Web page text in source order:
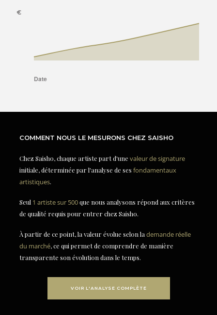
COMMENT NOUS LE MESURONS CHEZ SAISHO
Chez Saisho, chaque artiste part d'une valeur de signature
initiale, déterminée par l'analyse de ses fondamentaux
artistiques.
Seul 1 artiste sur 500que nous analysons répond aux critères
de qualité requis pour entrer chez Saisho.
À partir de ce point, la valeur évolue selon la demande réelle
du marché, ce qui permet de comprendre de manière
transparente son évolution dans le temps.
VOIR L'ANALYSE COMPLÈTE